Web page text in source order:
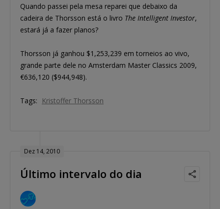
Quando passei pela mesa reparei que debaixo da
cadeira de Thorsson está o livro The Intelligent Investor,
estará já a fazer planos?
Thorsson já ganhou $1,253,239 em torneios ao vivo,
grande parte dele no Amsterdam Master Classics 2009,
€636,120 ($944,948).
Tags: Kristoffer Thorsson
Dez 14, 2010
Último intervalo do dia